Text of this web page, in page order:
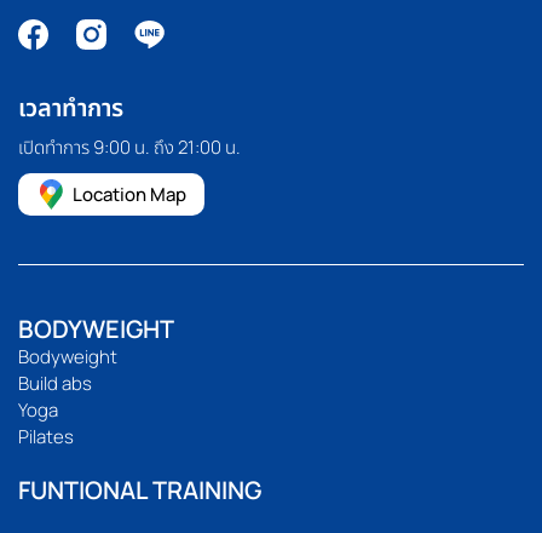
เวลาทำการ
เปิดทำการ 9:00 น. ถึง 21:00 น.
Location Map
BODYWEIGHT
Bodyweight
Build abs
Yoga
Pilates
FUNTIONAL TRAINING